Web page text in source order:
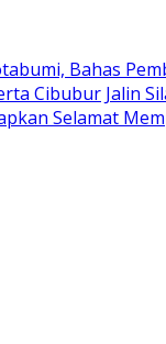
Bahas
Cibubur Jalin
Selamat